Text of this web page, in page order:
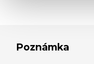
Poznámka